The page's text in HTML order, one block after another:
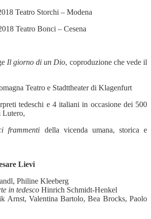
Teatro Storchi – Modena
Teatro Bonci – Cesena
Il giorno di un Dio, coproduzione che vede il
Teatro e Stadttheater di Klagenfurt
tedeschi e 4 italiani in occasione dei 500
Lutero,
frammenti della vicenda umana, storica e
Lievi
Philine Kleeberg
in tedesco Hinrich Schmidt-Henkel
Arnst, Valentina Bartolo, Bea Brocks, Paolo